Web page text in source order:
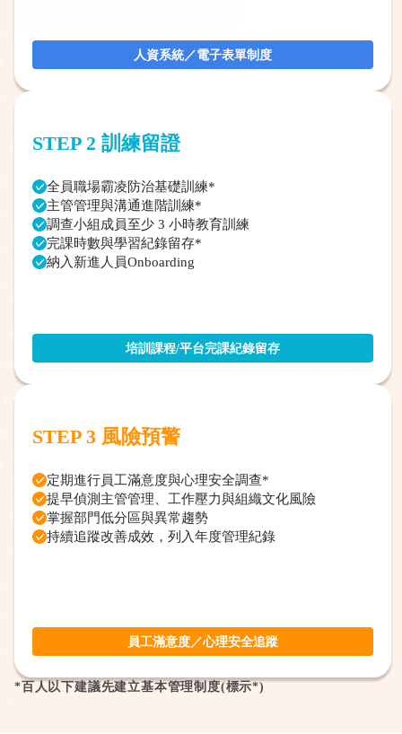
人資系統／電子表單制度
STEP 2 訓練留證
全員職場霸凌防治基礎訓練*
主管管理與溝通進階訓練*
調查小組成員至少 3 小時教育訓練
完課時數與學習紀錄留存*
納入新進人員Onboarding
培訓課程/平台完課紀錄留存
STEP 3 風險預警
定期進行員工滿意度與心理安全調查*
提早偵測主管管理、工作壓力與組織文化風險
掌握部門低分區與異常趨勢
持續追蹤改善成效，列入年度管理紀錄
員工滿意度／心理安全追蹤
*百人以下建議先建立基本管理制度(標示*)